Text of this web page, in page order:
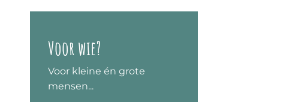
Voor wie?
Voor kleine én grote
mensen...